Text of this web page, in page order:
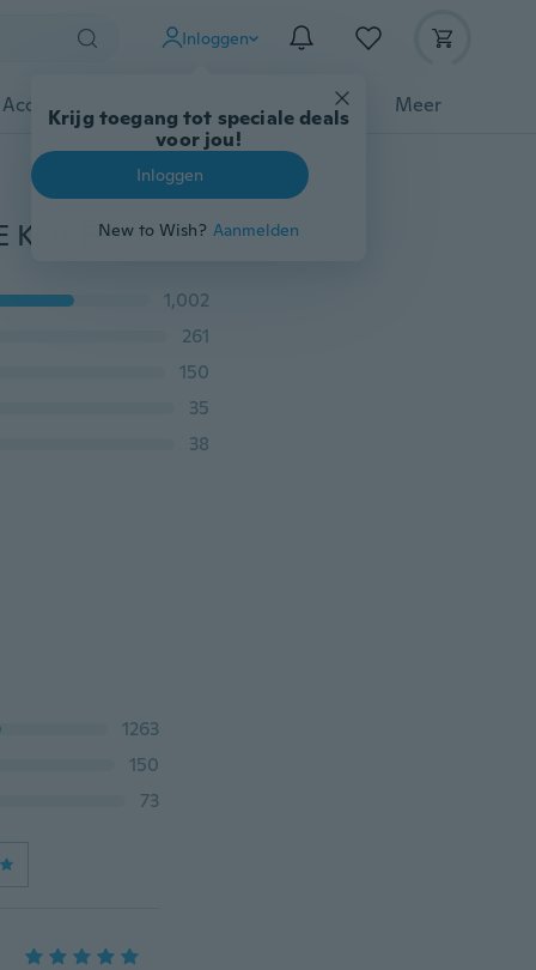
Inloggen
Krijg toegang tot speciale deals
voor jou!
Inloggen
New to Wish? Aanmelden
Gereedschap Meer
Baby & Kids HAMA / PERLER kralen voor GEWELDIGE Kids Fun Craft 5 mm, 1000 stuks
1,002
261
150
35
38
1263
150
73